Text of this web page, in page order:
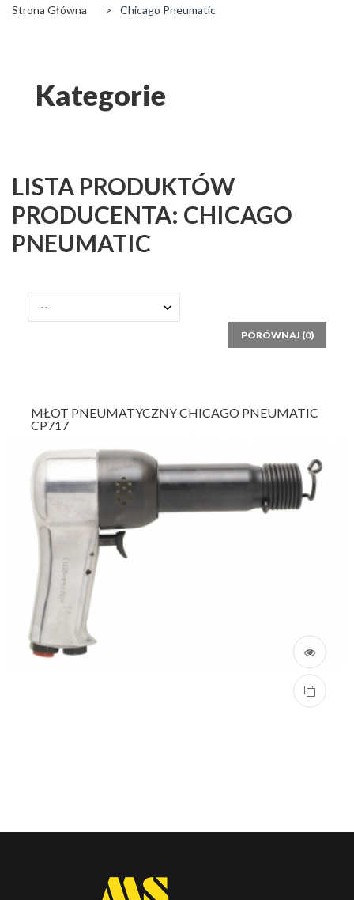
Strona Główna > Chicago Pneumatic
Kategorie
LISTA PRODUKTÓW
PRODUCENTA: CHICAGO
PNEUMATIC
PORÓWNAJ (0)
MŁOT PNEUMATYCZNY CHICAGO PNEUMATIC
CP717